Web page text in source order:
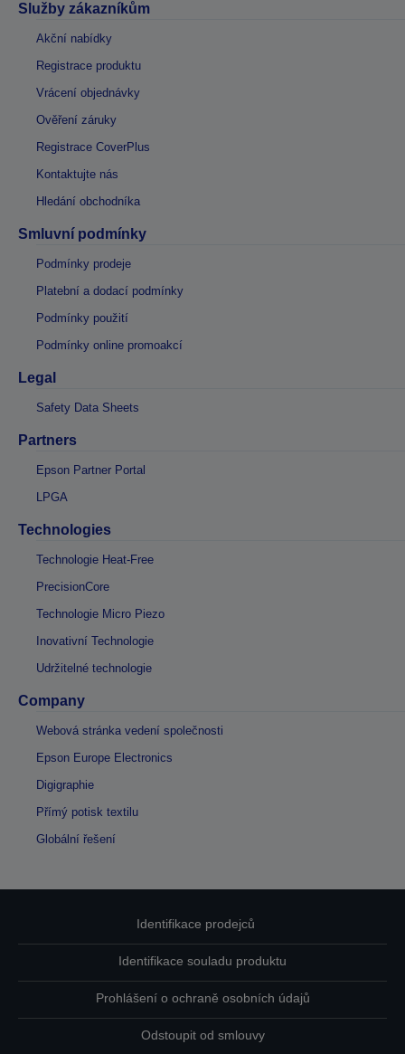
Služby zákazníkům
Akční nabídky
Registrace produktu
Vrácení objednávky
Ověření záruky
Registrace CoverPlus
Kontaktujte nás
Hledání obchodníka
Smluvní podmínky
Podmínky prodeje
Platební a dodací podmínky
Podmínky použití
Podmínky online promoakcí
Legal
Safety Data Sheets
Partners
Epson Partner Portal
LPGA
Technologies
Technologie Heat-Free
PrecisionCore
Technologie Micro Piezo
Inovativní Technologie
Udržitelné technologie
Company
Webová stránka vedení společnosti
Epson Europe Electronics
Digigraphie
Přímý potisk textilu
Globální řešení
Identifikace prodejců
Identifikace souladu produktu
Prohlášení o ochraně osobních údajů
Odstoupit od smlouvy